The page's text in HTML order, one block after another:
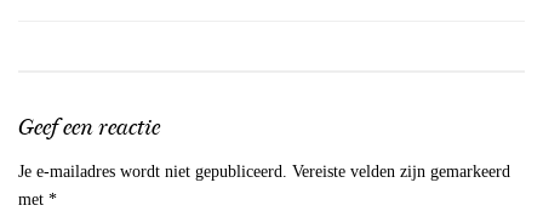
Geef een reactie
Je e-mailadres wordt niet gepubliceerd. Vereiste velden zijn gemarkeerd
met *